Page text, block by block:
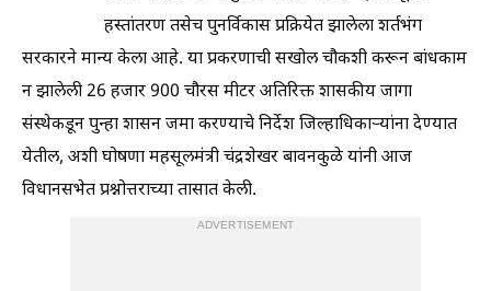
हस्तांतरण तसेच पुनर्विकास प्रक्रियेत झालेला शर्तभंग
सरकारने मान्य केला आहे. या प्रकरणाची सखोल चौकशी करून बांधकाम
न झालेली 26 हजार 900 चौरस मीटर अतिरिक्त शासकीय जागा
संस्थेकडून पुन्हा शासन जमा करण्याचे निर्देश जिल्हाधिकाऱ्यांना देण्यात
येतील, अशी घोषणा महसूलमंत्री चंद्रशेखर बावनकुळे यांनी आज
विधानसभेत प्रश्नोत्तराच्या तासात केली.
ADVERTISEMENT